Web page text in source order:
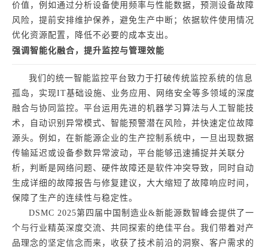
价值，例如通过分析设备使用频率与性能数据，预测设备故障
风险，提前安排维护保养，避免生产中断；依据软件使用情况
优化资源配置，降低不必要的成本支出。
强调智能化融合，提升监控与管理效能
我们的统一智能监控平台致力于打破传统监控系统的信息
孤岛，实现IT基础设施、业务应用、网络安全等多领域的深度
融合与协同监控。平台运用先进的机器学习算法与人工智能技
术，自动识别异常模式、智能预警潜在风险，并快速定位故障
源头。例如，在新能源企业的生产控制系统中，一旦出现数据
传输延迟或设备参数异常波动，平台能够迅速捕捉并关联分
析，判断是网络问题、硬件故障还是软件冲突导致，同时自动
生成详细的故障报告与修复建议，大大缩短了故障响应时间，
保障了生产的连续性与稳定性。
DSMC 2025第四届中国制造业&新能源数智峰会提供了一
个与行业精英深度交流、共同探索的绝佳平台。我们带着对产
品理念的坚定信念而来，收获了技术前沿的洞察、客户需求的